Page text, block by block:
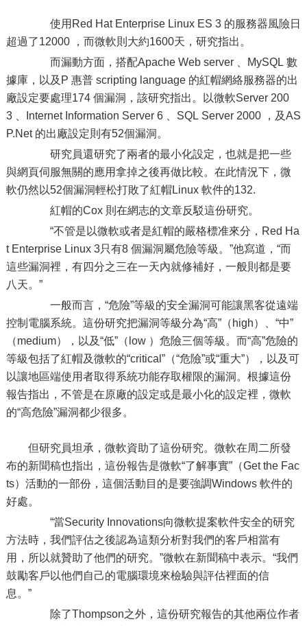
使用Red Hat Enterprise Linux ES 3 的服務器風險日
超過了12000 ，而微軟則大約1600天，研究指出。
而漏動方面，搭配Apache Web server 、MySQL 數
據庫，以及P 惠普 scripting language 的紅帽網絡服務器的出
廠設定要處理174 個漏洞，該研究指出。以微軟Server 200
3 、Internet Information Server 6 、SQL Server 2000 ，及AS
P.Net 的出廠設定則有52個漏洞。
研究員還研究了兩者的最小化設定，也就是把一些
與網頁伺服無關的應用拿掉之後再做比較。在此情況下，微
軟仍然以52個漏洞輕松打敗了紅帽Linux 軟件的132.
紅帽的Cox 則在網志的文章反駁這份研究。
“不管是以微軟或者是紅帽的嚴格標准來分，Red Ha
t Enterprise Linux 3只有8 個漏洞屬危險等級。”他寫道，“而
這些漏洞裡，有四分之三在一天內就修補好，一般則都是要
八天。”
一般而言，“危險”等級的安全漏洞可能讓黑客從遠端
控制電腦系統。這份研究把漏洞等級分為“高”（high）、“中”
（medium），以及“低”（low ）危險三個等級。而“高”危險的
等級包括了紅帽及微軟的“critical”（“危險”或“重大”），以及可
以讓地區端使用者取得系統功能存取權限的漏洞。根據這份
報告指出，不管是在原廠的設定或是最小化的設定裡，微軟
的“高危險”漏洞都少很多。
但研究員坦承，微軟資助了這份研究。微軟在周二所發
布的新聞稿也指出，這份報告是微軟“了解事實”（Get the Fac
ts）活動的一部份，這個活動目的是要強調Windows 軟件的
好處。
“當Security Innovations向微軟提案軟件安全的研究
方法時，我們評估之後認為這類分析對我們的客戶相當有
用，所以就贊助了他們的研究。”微軟在新聞稿中表示。“我們
鼓勵客戶以他們自己的電腦環境來檢驗與評估裡面的信
息。”
除了Thompson之外，這份研究報告的其他兩位作者